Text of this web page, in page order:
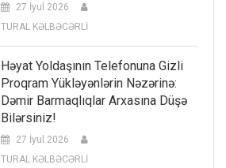
27 İyul 2026
TURAL KƏLBƏCƏRLİ
Həyat Yoldaşının Telefonuna Gizli
Proqram Yükləyənlərin Nəzərinə:
Dəmir Barmaqlıqlar Arxasına Düşə
Bilərsiniz!
27 İyul 2026
TURAL KƏLBƏCƏRLİ